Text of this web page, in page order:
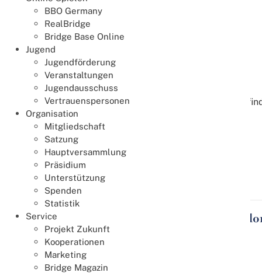
BBO Germany
RealBridge
Bridge Base Online
Jugend
Jugendförderung
Veranstaltungen
Jugendausschuss
Vertrauenspersonen
Organisation
Mitgliedschaft
Satzung
Hauptversammlung
Präsidium
Unterstützung
Spenden
Statistik
Service
Projekt Zukunft
Kooperationen
Marketing
Bridge Magazin
Finale
Die ersten 3 Plätze gehen an:
Gold: Claudia Nierstenhöfer - Uwe Breusch
Silber: Andreas Blaschko - Marian Mrukwa
Bronze: Gesine Nieten - Ingo Nieten
Das komplette Ergebnis inkl. aller weiteren Details
Broschüren vom Finale
1. und 2. Durchgang
3. Durchgang
Zwischenrunde am 6. Juli 2025 an 6
Hier die Gewinner der einzelnen Zwischenrunden:
Augsburg